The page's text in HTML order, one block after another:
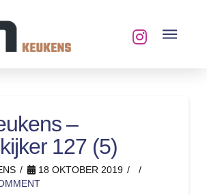
–
127 (5)
18 OKTOBER 2019